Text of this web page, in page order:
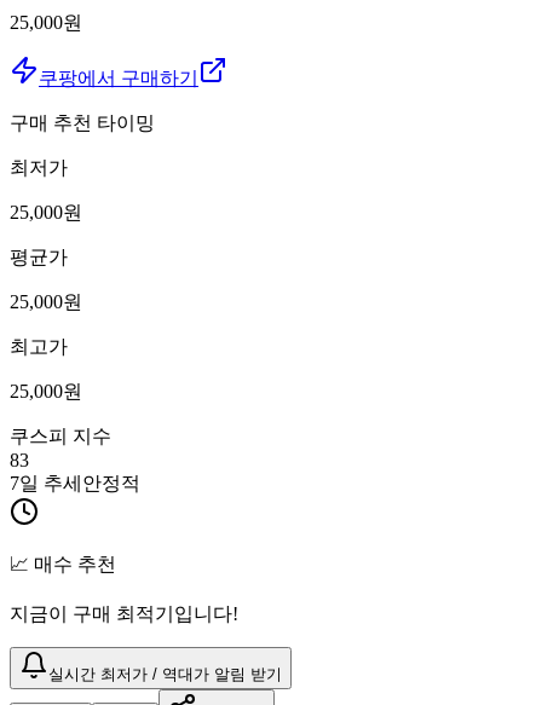
25,000원
쿠팡에서 구매하기
구매 추천 타이밍
최저가
25,000원
평균가
25,000원
최고가
25,000원
쿠스피 지수
83
7일 추세 안정적
📈 매수 추천
지금이 구매 최적기입니다!
실시간 최저가 / 역대가 알림 받기